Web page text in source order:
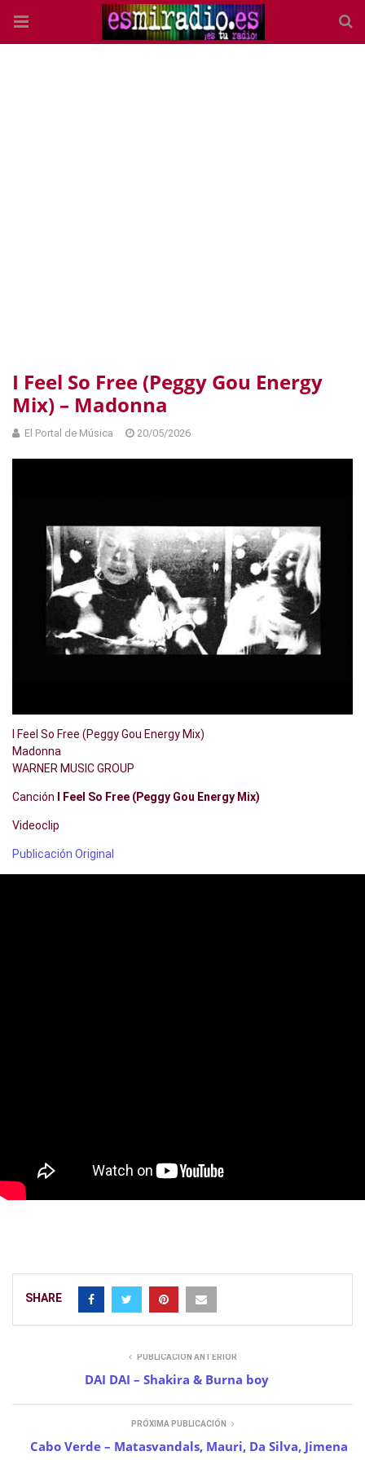
I Feel So Free (Peggy Gou Energy
Mix) – Madonna
El Portal de Música 20/05/2026
I Feel So Free (Peggy Gou Energy Mix)
Madonna
WARNER MUSIC GROUP
Canción I Feel So Free (Peggy Gou Energy Mix)
Videoclip
Publicación Original
SHARE
PUBLICACIÓN ANTERIOR
DAI DAI – Shakira & Burna boy
PRÓXIMA PUBLICACIÓN
Cabo Verde – Matasvandals, Mauri, Da Silva, Jimena